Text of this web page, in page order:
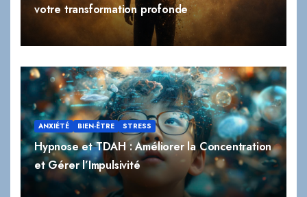
votre transformation profonde
ANXIÉTÉ BIEN-ÊTRE STRESS
Hypnose et TDAH : Améliorer la Concentration
et Gérer l’Impulsivité